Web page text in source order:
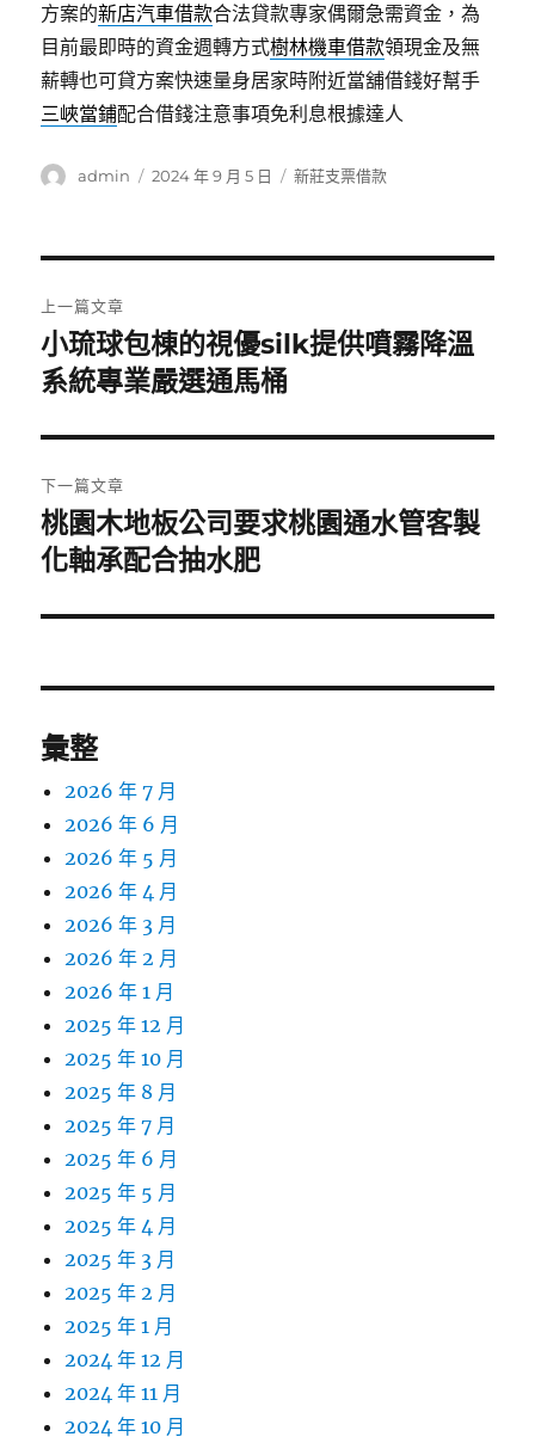
方案的新店汽車借款合法貸款專家偶爾急需資金，為
目前最即時的資金週轉方式樹林機車借款領現金及無
薪轉也可貸方案快速量身居家時附近當舖借錢好幫手
三峽當鋪配合借錢注意事項免利息根據達人
作
admin
發
2024 年 9 月 5 日
分
新莊支票借款
章
導
覽
上一篇文章
上
一
文
章:
小琉球包棟的視優silk提供噴霧降溫
系統專業嚴選通馬桶
下一篇文章
下
一
文
桃園木地板公司要求桃園通水管客製
化軸承配合抽水肥
彙整
2026 年 7 月
2026 年 6 月
2026 年 5 月
2026 年 4 月
2026 年 3 月
2026 年 2 月
2026 年 1 月
2025 年 12 月
2025 年 10 月
2025 年 8 月
2025 年 7 月
2025 年 6 月
2025 年 5 月
2025 年 4 月
2025 年 3 月
2025 年 2 月
2025 年 1 月
2024 年 12 月
2024 年 11 月
2024 年 10 月